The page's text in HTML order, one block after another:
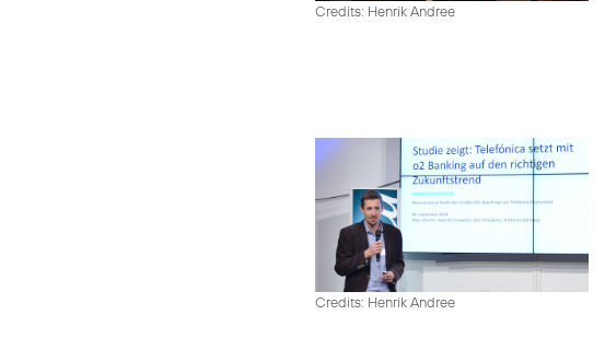
Credits: Henrik Andree
Credits: Henrik Andree